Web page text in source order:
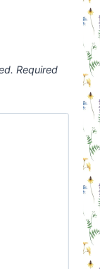
Required